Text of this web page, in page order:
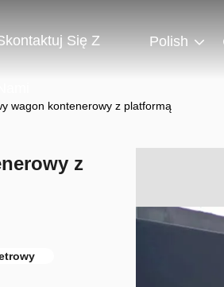
Się Z Polish
wagon kontenerowy z platformą
z